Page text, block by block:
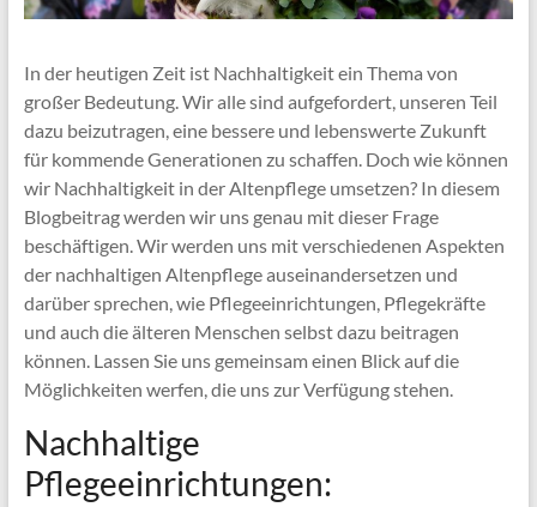
In der heutigen Zeit ist Nachhaltigkeit ein Thema von
großer Bedeutung. Wir alle sind aufgefordert, unseren Teil
dazu beizutragen, eine bessere und lebenswerte Zukunft
für kommende Generationen zu schaffen. Doch wie können
wir Nachhaltigkeit in der Altenpflege umsetzen? In diesem
Blogbeitrag werden wir uns genau mit dieser Frage
beschäftigen. Wir werden uns mit verschiedenen Aspekten
der nachhaltigen Altenpflege auseinandersetzen und
darüber sprechen, wie Pflegeeinrichtungen, Pflegekräfte
und auch die älteren Menschen selbst dazu beitragen
können. Lassen Sie uns gemeinsam einen Blick auf die
Möglichkeiten werfen, die uns zur Verfügung stehen.
Nachhaltige
Pflegeeinrichtungen: